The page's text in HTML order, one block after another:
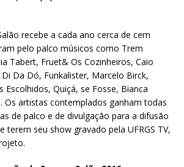
recebe a cada ano cerca de cem
pelo palco músicos como Trem
Tabert, Fruet& Os Cozinheiros, Caio
Da Dó, Funkalister, Marcelo Birck,
Escolhidos, Quiçá, se Fosse, Bianca
Os artistas contemplados ganham todas
de palco e de divulgação para a difusão
terem seu show gravado pela UFRGS TV,